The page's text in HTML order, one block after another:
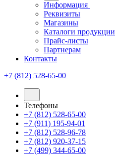
Информация
Реквизиты
Магазины
Каталоги продукции
Прайс-листы
Партнерам
Контакты
+7 (812) 528-65-00
Телефоны
+7 (812) 528-65-00
+7 (911) 195-94-01
+7 (812) 528-96-78
+7 (812) 920-37-15
+7 (499) 344-65-00